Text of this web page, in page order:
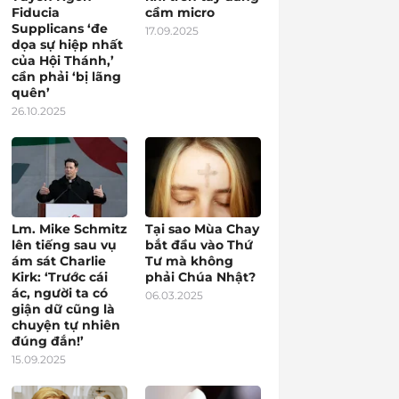
Fiducia
Supplicans ‘đe
dọa sự hiệp nhất
của Hội Thánh,’
cần phải ‘bị lãng
quên’
26.10.2025
cầm micro
17.09.2025
Lm. Mike Schmitz
lên tiếng sau vụ
ám sát Charlie
Kirk: ‘Trước cái
ác, người ta có
giận dữ cũng là
chuyện tự nhiên
đúng đắn!’
15.09.2025
Tại sao Mùa Chay
bắt đầu vào Thứ
Tư mà không
phải Chúa Nhật?
06.03.2025